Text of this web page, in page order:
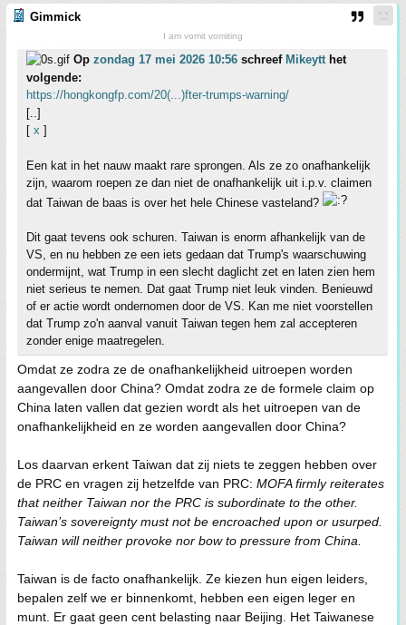
Gimmick
I am vomit vomiting
Op zondag 17 mei 2026 10:56 schreef Mikeytt het
volgende:
https://hongkongfp.com/20(...)fter-trumps-warning/
[..]
[ x ]
Een kat in het nauw maakt rare sprongen. Als ze zo onafhankelijk
zijn, waarom roepen ze dan niet de onafhankelijk uit i.p.v. claimen
dat Taiwan de baas is over het hele Chinese vasteland?
Dit gaat tevens ook schuren. Taiwan is enorm afhankelijk van de
VS, en nu hebben ze een iets gedaan dat Trump's waarschuwing
ondermijnt, wat Trump in een slecht daglicht zet en laten zien hem
niet serieus te nemen. Dat gaat Trump niet leuk vinden. Benieuwd
of er actie wordt ondernomen door de VS. Kan me niet voorstellen
dat Trump zo'n aanval vanuit Taiwan tegen hem zal accepteren
zonder enige maatregelen.
Omdat ze zodra ze de onafhankelijkheid uitroepen worden
aangevallen door China? Omdat zodra ze de formele claim op
China laten vallen dat gezien wordt als het uitroepen van de
onafhankelijkheid en ze worden aangevallen door China?
Los daarvan erkent Taiwan dat zij niets te zeggen hebben over
de PRC en vragen zij hetzelfde van PRC: MOFA firmly reiterates
that neither Taiwan nor the PRC is subordinate to the other.
Taiwan’s sovereignty must not be encroached upon or usurped.
Taiwan will neither provoke nor bow to pressure from China.
Taiwan is de facto onafhankelijk. Ze kiezen hun eigen leiders,
bepalen zelf we er binnenkomt, hebben een eigen leger en
munt. Er gaat geen cent belasting naar Beijing. Het Taiwanese